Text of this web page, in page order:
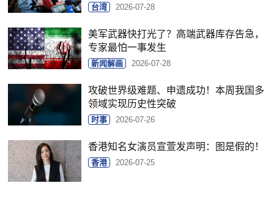
台湾 2026-07-28
美军武器快打光了？高端武器库存告急，
专家最怕一事发生
新闻解画 2026-07-28
攻破世界级难题、申遗成功！本周我国多
领域实现历史性突破
时事 2026-07-26
香港知名女演员宣萱发声明：图是假的！
香港 2026-07-25